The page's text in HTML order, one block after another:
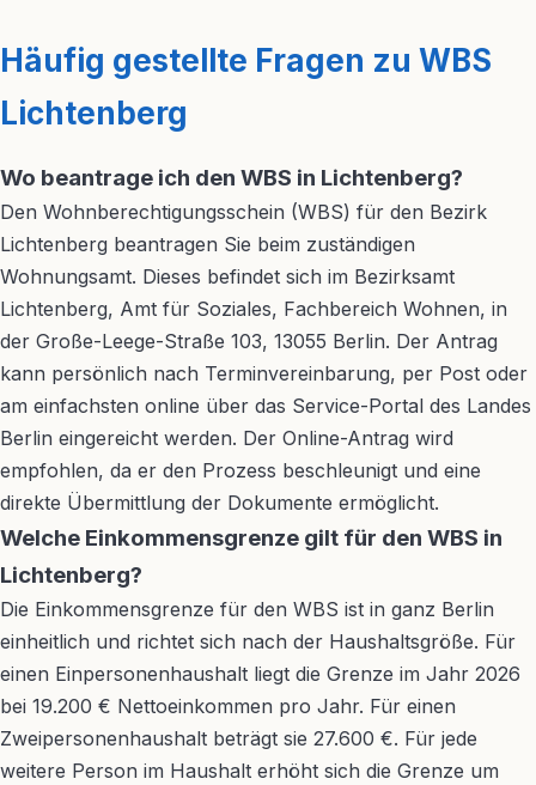
Häufig gestellte Fragen zu WBS
Lichtenberg
Wo beantrage ich den WBS in Lichtenberg?
Den Wohnberechtigungsschein (WBS) für den Bezirk
Lichtenberg beantragen Sie beim zuständigen
Wohnungsamt. Dieses befindet sich im Bezirksamt
Lichtenberg, Amt für Soziales, Fachbereich Wohnen, in
der Große-Leege-Straße 103, 13055 Berlin. Der Antrag
kann persönlich nach Terminvereinbarung, per Post oder
am einfachsten online über das Service-Portal des Landes
Berlin eingereicht werden. Der Online-Antrag wird
empfohlen, da er den Prozess beschleunigt und eine
direkte Übermittlung der Dokumente ermöglicht.
Welche Einkommensgrenze gilt für den WBS in
Lichtenberg?
Die Einkommensgrenze für den WBS ist in ganz Berlin
einheitlich und richtet sich nach der Haushaltsgröße. Für
einen Einpersonenhaushalt liegt die Grenze im Jahr 2026
bei 19.200 € Nettoeinkommen pro Jahr. Für einen
Zweipersonenhaushalt beträgt sie 27.600 €. Für jede
weitere Person im Haushalt erhöht sich die Grenze um